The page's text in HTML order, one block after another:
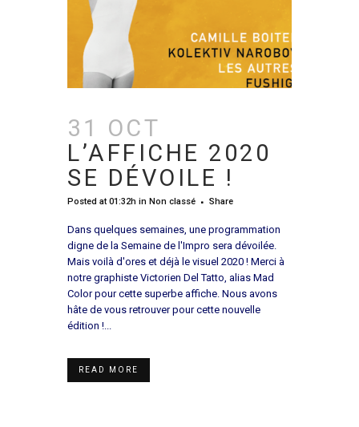
31 OCT
L’AFFICHE 2020
SE DÉVOILE !
Posted at 01:32h in Non classé Share
Dans quelques semaines, une programmation
digne de la Semaine de l'Impro sera dévoilée.
Mais voilà d'ores et déjà le visuel 2020 ! Merci à
notre graphiste Victorien Del Tatto, alias Mad
Color pour cette superbe affiche. Nous avons
hâte de vous retrouver pour cette nouvelle
édition !...
READ MORE